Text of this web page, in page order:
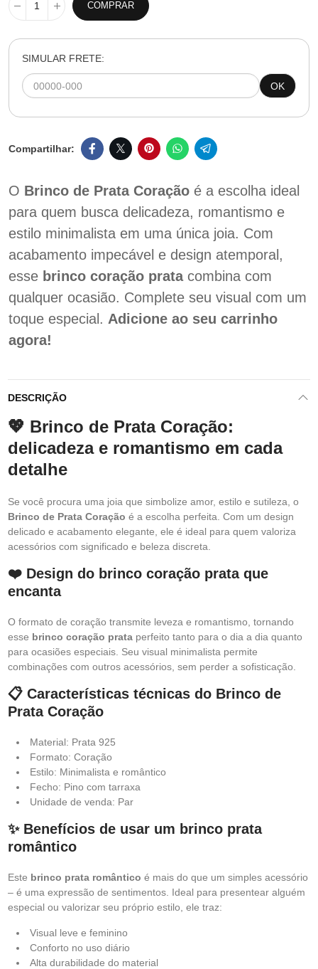
COMPRAR
SIMULAR FRETE:
OK
O Brinco de Prata Coração é a escolha ideal
para quem busca delicadeza, romantismo e
estilo minimalista em uma única joia. Com
acabamento impecável e design atemporal,
esse brinco coração pratacombina com
qualquer ocasião. Complete seu visual com um
toque especial. Adicione ao seu carrinho
agora!
DESCRIÇÃO
💖 Brinco de Prata Coração:
delicadeza e romantismo em cada
detalhe
Se você procura uma joia que simbolize amor, estilo e sutileza, o
Brinco de Prata Coração é a escolha perfeita. Com um design
delicado e acabamento elegante, ele é ideal para quem valoriza
acessórios com significado e beleza discreta.
❤️ Design do brinco coração prata que
encanta
O formato de coração transmite leveza e romantismo, tornando
esse brinco coração prata perfeito tanto para o dia a dia quanto
para ocasiões especiais. Seu visual minimalista permite
combinações com outros acessórios, sem perder a sofisticação.
📋 Características técnicas do Brinco de
Prata Coração
Material: Prata 925
Formato: Coração
Estilo: Minimalista e romântico
Fecho: Pino com tarraxa
Unidade de venda: Par
✨ Benefícios de usar um brinco prata
romântico
Este brinco prata romântico é mais do que um simples acessório
– é uma expressão de sentimentos. Ideal para presentear alguém
especial ou valorizar seu próprio estilo, ele traz:
Visual leve e feminino
Conforto no uso diário
Alta durabilidade do material